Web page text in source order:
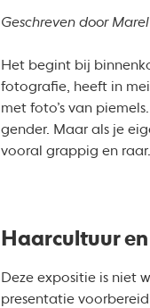
Geschreven door
Het begint bij
fotografie, heeft in
met foto’s van
gender. Maar als je
vooral grappig en
Haarcultuur
Deze expositie is niet
presentatie